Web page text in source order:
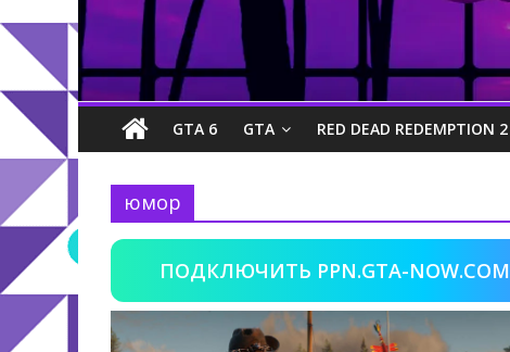
GTA 6 GTA RED DEAD REDEMPTION 2
юмор
ПОДКЛЮЧИТЬ PPN.GTA-NOW.COM